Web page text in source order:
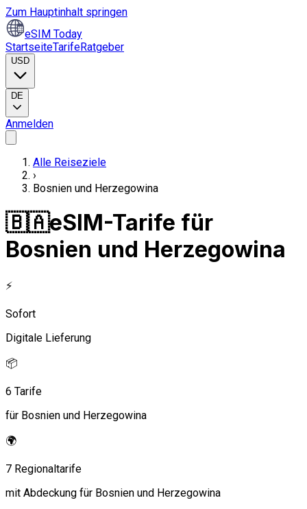
Zum Hauptinhalt springen
eSIM Today
StartseiteTarifeRatgeber
USD
DE
Anmelden
Alle Reiseziele
›
Bosnien und Herzegowina
🇧🇦eSIM-Tarife für
Bosnien und Herzegowina
⚡
Sofort
Digitale Lieferung
📦
6 Tarife
für Bosnien und Herzegowina
🌍
7 Regionaltarife
mit Abdeckung für Bosnien und Herzegowina